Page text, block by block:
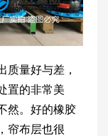
质量好与差，
置的非常美
然。好的橡胶
帘布层也很